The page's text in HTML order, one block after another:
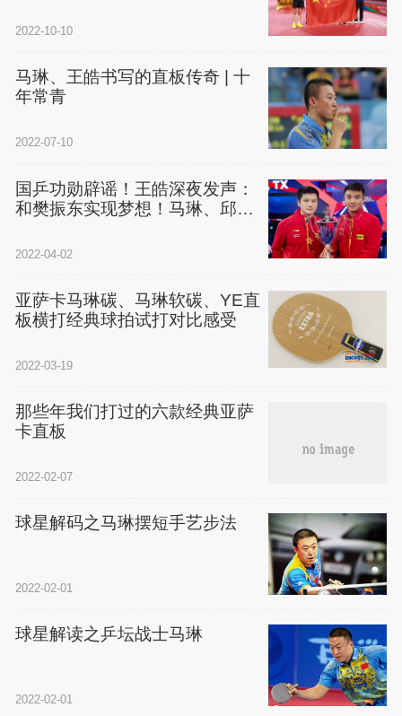
2022-10-10
马琳、王皓书写的直板传奇 | 十
年常青
2022-07-10
国乒功勋辟谣！王皓深夜发声：
和樊振东实现梦想！马琳、邱贻
2022-04-02
亚萨卡马琳碳、马琳软碳、YE直
板横打经典球拍试打对比感受
2022-03-19
那些年我们打过的六款经典亚萨
卡直板
2022-02-07
球星解码之马琳摆短手艺步法
2022-02-01
球星解读之乒坛战士马琳
2022-02-01